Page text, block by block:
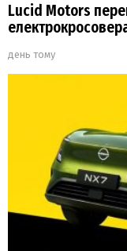
Lucid Motors
день тому